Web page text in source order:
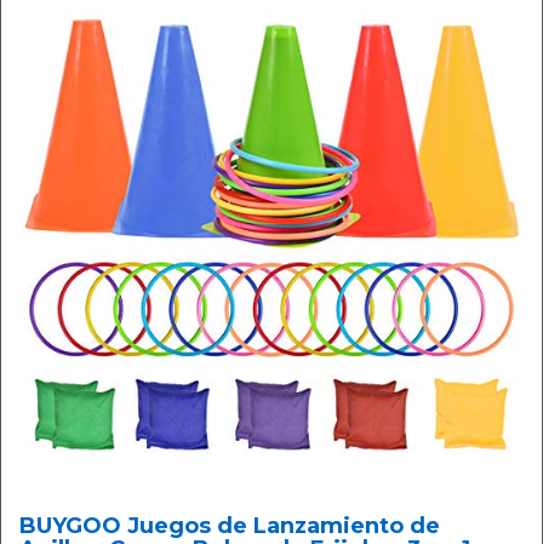
BUYGOO Juegos de Lanzamiento de